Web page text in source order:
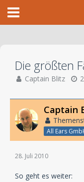
Die größten
Captain Blitz
Captain
All Ears
28. Juli 2010
So geht es weiter: